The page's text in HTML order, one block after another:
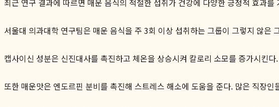
서울대 의과대학 연구팀은 매운 음식을 주 3회 이상 섭취하는 그룹이 그렇지 않
캡사이신 성분은 신진대사를 촉진하고 체온을 상승시켜 칼로리 소모를 증가시킨
또한 매운맛은 엔도르핀 분비를 촉진해 스트레스 해소에 도움을 준다. 많은 직장